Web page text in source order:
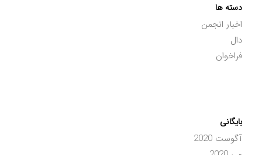
دسته ها
اخبار انجمن
دال
فراخوان
بایگانی
آگوست 2020